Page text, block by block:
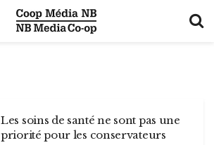
Les soins de santé ne sont pas une
priorité pour les conservateurs